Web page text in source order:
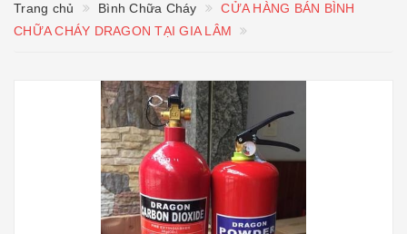
Trang chủ Bình Chữa Cháy
CỬA HÀNG BÁN BÌNH
CHỮA CHÁY DRAGON TẠI GIA LÂM